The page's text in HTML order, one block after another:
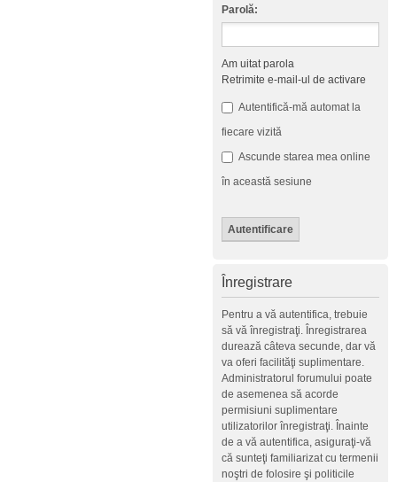
Parolă:
Am uitat parola
Retrimite e-mail-ul de activare
Autentifică-mă automat la
fiecare vizită
Ascunde starea mea online
în această sesiune
Înregistrare
Pentru a vă autentifica, trebuie
să vă înregistraţi. Înregistrarea
durează câteva secunde, dar vă
va oferi facilităţi suplimentare.
Administratorul forumului poate
de asemenea să acorde
permisiuni suplimentare
utilizatorilor înregistraţi. Înainte
de a vă autentifica, asiguraţi-vă
că sunteţi familiarizat cu termenii
noştri de folosire şi politicile